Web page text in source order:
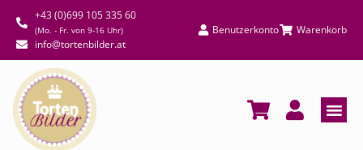
+43 (0)699 105 335 60
(Mo. - Fr. von 9-16 Uhr)
info@tortenbilder.at
Benutzerkonto Warenkorb